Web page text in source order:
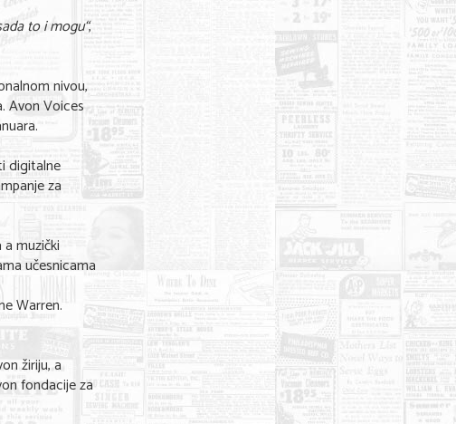
to i mogu“,
nivou,
Avon Voices
digitalne
za
muzički
učesnicama
Warren.
žiriju, a
fondacije za